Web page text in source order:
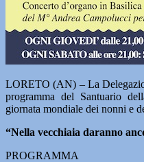
LORETO (AN) – La
programma del Santuario
giornata mondiale dei nonni e
“Nella vecchiaia daranno
PROGRAMMA